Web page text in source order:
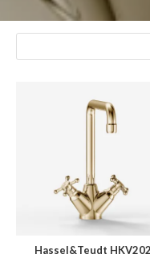
Hassel&Teudt HKV202